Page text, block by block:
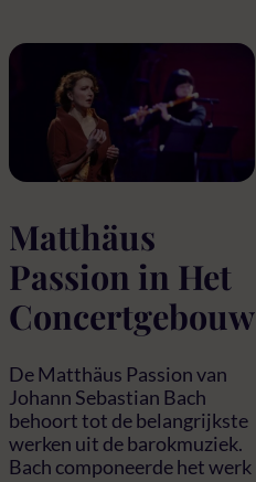
Matthäus
Passion in Het
Concertgebouw
De Matthäus Passion van
Johann Sebastian Bach
behoort tot de belangrijkste
werken uit de barokmuziek.
Bach componeerde het werk